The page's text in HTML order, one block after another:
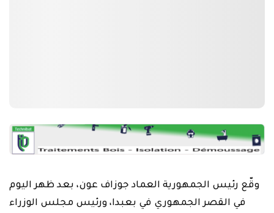
وقّع رئيس الجمهورية العماد جوزاف عون، بعد ظهر اليوم
في القصر الجمهوري في بعبدا، ورئيس مجلس الوزراء